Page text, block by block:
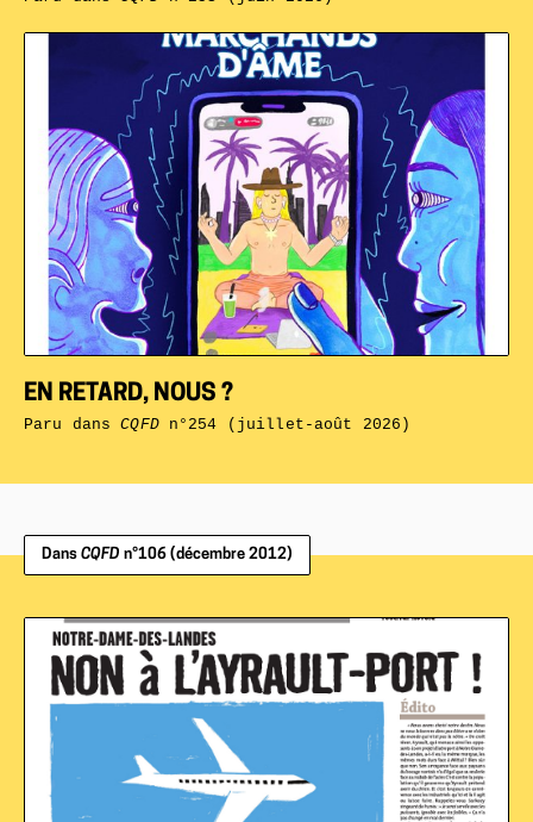
EN RETARD, NOUS ?
Paru dansCQFDn°254 (juillet-août 2026)
Dans CQFD n°106 (décembre 2012)